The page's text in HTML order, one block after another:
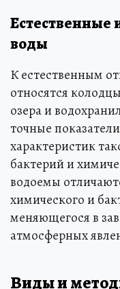
Естественные
воды
К естественным
относятся
озера и
точные
характеристик
бактерий и
водоемы
химического и
меняющегося в
атмосферных
Виды и